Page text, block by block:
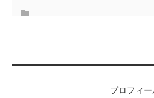
プロフィ